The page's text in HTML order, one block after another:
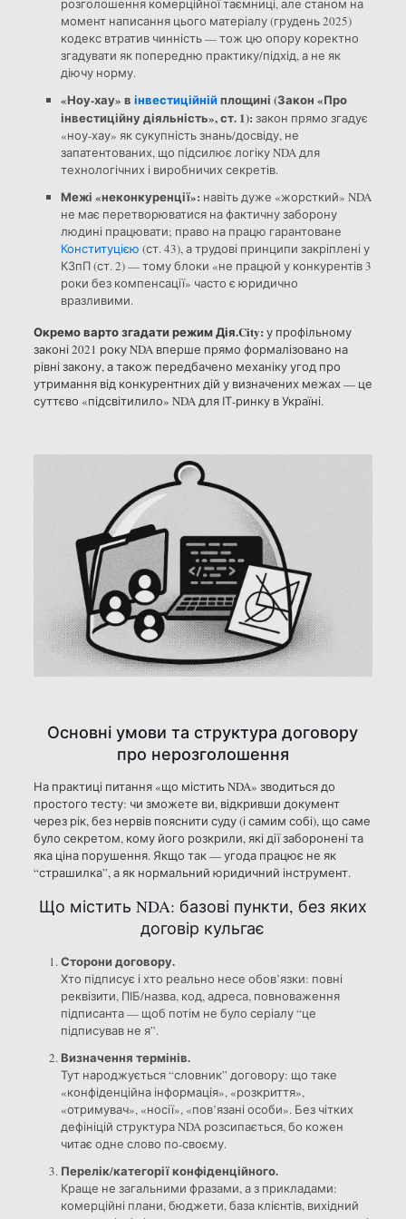
розголошення комерційної таємниці, але станом на
момент написання цього матеріалу (грудень 2025)
кодекс втратив чинність — тож цю опору коректно
згадувати як попередню практику/підхід, а не як
діючу норму.
«Ноу-хау» в інвестиційнійплощині (Закон «Про
інвестиційну діяльність», ст. 1): закон прямо згадує
«ноу-хау» як сукупність знань/досвіду, не
запатентованих, що підсилює логіку NDA для
технологічних і виробничих секретів.
Межі «неконкуренції»: навіть дуже «жорсткий» NDA
не має перетворюватися на фактичну заборону
людині працювати; право на працю гарантоване
Конституцією (ст. 43), а трудові принципи закріплені у
КЗпП (ст. 2) — тому блоки «не працюй у конкурентів 3
роки без компенсації» часто є юридично
вразливими.
Окремо варто згадати режим Дія.City: у профільному
законі 2021 року NDA вперше прямо формалізовано на
рівні закону, а також передбачено механіку угод про
утримання від конкурентних дій у визначених межах — це
суттєво «підсвітилило» NDA для ІТ-ринку в Україні.
Основні умови та структура договору
про нерозголошення
На практиці питання «що містить NDA» зводиться до
простого тесту: чи зможете ви, відкривши документ
через рік, без нервів пояснити суду (і самим собі), що саме
було секретом, кому його розкрили, які дії заборонені та
яка ціна порушення. Якщо так — угода працює не як
“страшилка”, а як нормальний юридичний інструмент.
Що містить NDA: базові пункти, без яких
договір кульгає
Сторони договору.
Хто підписує і хто реально несе обов’язки: повні
реквізити, ПІБ/назва, код, адреса, повноваження
підписанта — щоб потім не було серіалу “це
підписував не я”.
Визначення термінів.
Тут народжується “словник” договору: що таке
«конфіденційна інформація», «розкриття»,
«отримувач», «носії», «пов’язані особи». Без чітких
дефініцій структура NDA розсипається, бо кожен
читає одне слово по-своєму.
Перелік/категорії конфіденційного.
Краще не загальними фразами, а з прикладами:
комерційні плани, бюджети, база клієнтів, вихідний